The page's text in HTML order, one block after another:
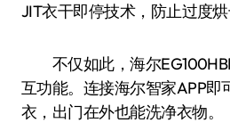
JIT衣干即停技术，防止过度烘
不仅如此，海尔
互功能。连接海尔智家APP即
衣，出门在外也能洗净衣物。